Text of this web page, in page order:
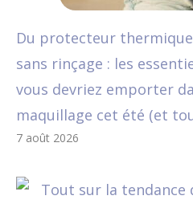
Du protecteur
sans rinçage : les
vous devriez emporter
maquillage cet été (et
7 août 2026